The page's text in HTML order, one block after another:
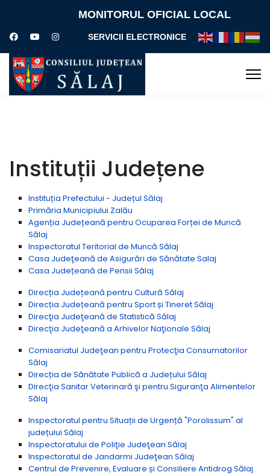
MONITORUL OFICIAL LOCAL
SERVICII ELECTRONICE
Instituții Județene
Instituția Prefectului - Județul Sălaj
Primăria Municipiului Zalău
Agenția Județeană pentru Ocuparea Forței de Muncă
Sălaj
Inspectoratul Teritorial de Muncă Sălaj
Casa Judeţeană de Asigurări de Sănătate Salaj
Casa Județeană de Pensii Sălaj
Direcția Județeană pentru Cultură Sălaj
Direcția Județeană pentru Sport și Tineret Sălaj
Direcţia Judeţeană de Statistică Sălaj
Direcţia Judeţeană a Arhivelor Naţionale Sălaj
Comisariatul Judeţean pentru Protecţia Consumatorilor
Sălaj
Direcția de Sănătate Publică a Județului Sălaj
Direcţia Sanitar Veterinară şi pentru Siguranţa Alimentelor
Sălaj
Inspectoratul pentru Situații de Urgență "Porolissum" al
județului Sălaj
Inspectoratului de Poliţie Judeţean Sălaj
Inspectoratul de Jandarmi Judeţean Sălaj
Centrul de Prevenire, Evaluare și Consiliere Antidrog Sălaj